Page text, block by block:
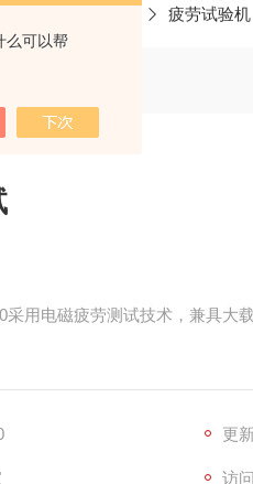
么可以帮
疲劳试验机
采用电磁疲劳测试技术，兼具大
更
访